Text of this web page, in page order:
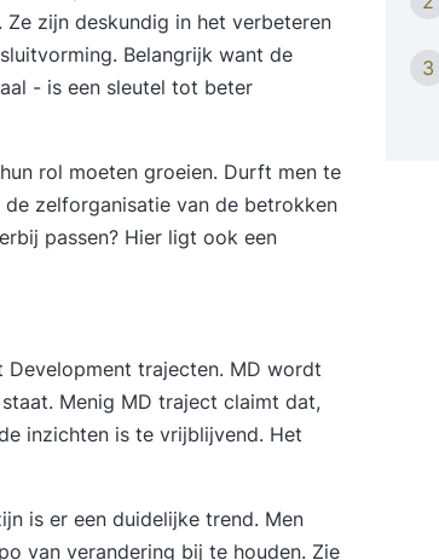
zijn deskundig in het verbeteren
Belangrijk want de
- is een sleutel tot beter
rol moeten groeien. Durft men te
zelforganisatie van de betrokken
passen? Hier ligt ook een
trajecten. MD wordt
Menig MD traject claimt dat,
inzichten is te vrijblijvend. Het
is er een duidelijke trend. Men
van verandering bij te houden. Zie
3